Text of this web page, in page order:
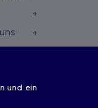
und ein